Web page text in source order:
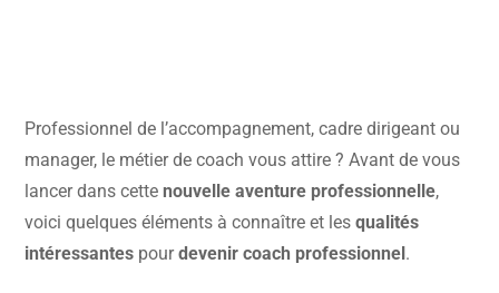
Professionnel de l’accompagnement, cadre dirigeant ou
manager, le métier de coach vous attire ? Avant de vous
lancer dans cettenouvelle aventure professionnelle,
voici quelques éléments à connaître et lesqualités
intéressantes pourdevenir coach professionnel.